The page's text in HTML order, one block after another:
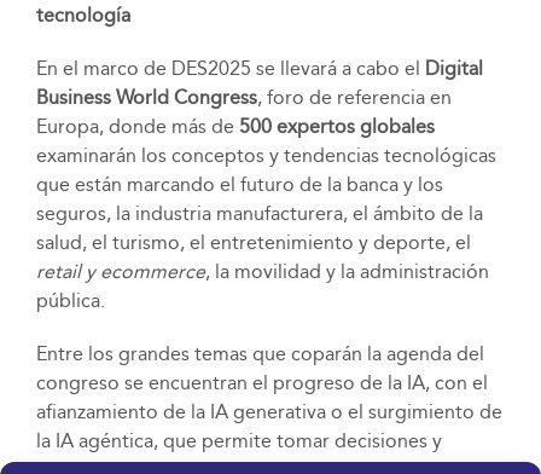
tecnología
En el marco de DES2025 se llevará a cabo el Digital
Business World Congress, foro de referencia en
Europa, donde más de 500 expertos globales
examinarán los conceptos y tendencias tecnológicas
que están marcando el futuro de la banca y los
seguros, la industria manufacturera, el ámbito de la
salud, el turismo, el entretenimiento y deporte, el
retail y ecommerce, la movilidad y la administración
pública.
Entre los grandes temas que coparán la agenda del
congreso se encuentran el progreso de la IA, con el
afianzamiento de la IA generativa o el surgimiento de
la IA agéntica, que permite tomar decisiones y